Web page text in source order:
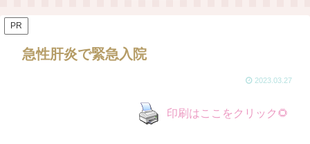
PR
急性肝炎で緊急入院
2023.03.27
印刷はここをクリック🌻